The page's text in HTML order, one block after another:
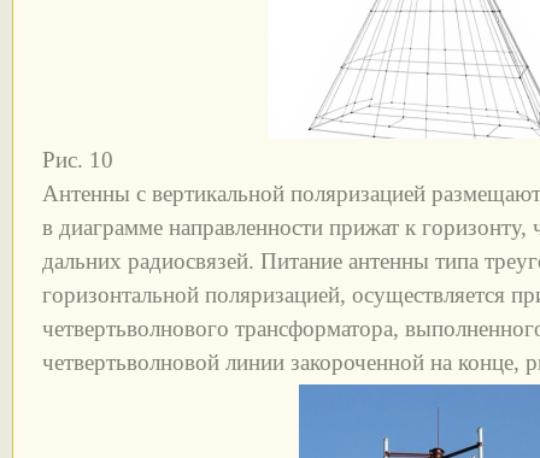
Рис. 10
Антенны с вертикальной поляризацией
в диаграмме направленности прижат к горизонту,
дальних радиосвязей. Питание антенны типа
горизонтальной поляризацией, осуществляется
четвертьволнового трансформатора,
четвертьволновой линии закороченной на конце,